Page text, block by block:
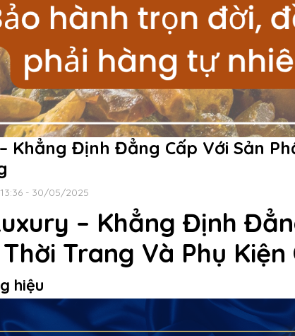
Khẳng Định Đẳng Cấp Với Sản
13:36 - 30/05/2025
– Khẳng Định
Trang Và Phụ Kiện
hiệu